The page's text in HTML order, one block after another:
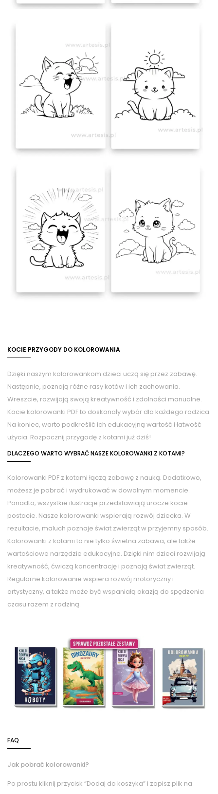
KOCIE PRZYGODY DO KOLOROWANIA
Dzięki naszym kolorowankom dzieci uczą się przez zabawę.
Następnie, poznają różne rasy kotów i ich zachowania.
Wreszcie, rozwijają swoją kreatywność i zdolności manualne.
Kocie kolorowanki PDF to doskonały wybór dla każdego rodzica.
Na koniec, warto podkreślić ich edukacyjną wartość i łatwość
użycia. Rozpocznij przygodę z kotami już dziś!
DLACZEGO WARTO WYBRAĆ NASZE KOLOROWANKI Z KOTAMI?
Kolorowanki PDF z kotami łączą zabawę z nauką. Dodatkowo,
możesz je pobrać i wydrukować w dowolnym momencie.
Ponadto, wszystkie ilustracje przedstawiają urocze kocie
postacie. Nasze kolorowanki wspierają rozwój dziecka. W
rezultacie, maluch poznaje świat zwierząt w przyjemny sposób.
Kolorowanki z kotami to nie tylko świetna zabawa, ale także
wartościowe narzędzie edukacyjne. Dzięki nim dzieci rozwijają
kreatywność, ćwiczą koncentrację i poznają świat zwierząt.
Regularne kolorowanie wspiera rozwój motoryczny i
artystyczny, a także może być wspaniałą okazją do spędzenia
czasu razem z rodziną.
FAQ
Jak pobrać kolorowanki?
Po prostu kliknij przycisk “Dodaj do koszyka” i zapisz plik na